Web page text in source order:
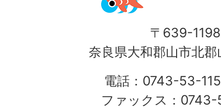
〒639-1198
奈良県大和郡山市北
電話：0743-53-
ファックス：